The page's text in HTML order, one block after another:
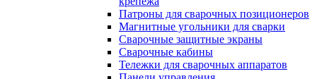
Патроны для сварочных позиционеров
Магнитные угольники для сварки
Сварочные защитные экраны
Сварочные кабины
Тележки для сварочных аппаратов